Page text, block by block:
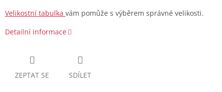
Velikostní tabulka vám pomůže s výběrem správné velikosti.
Detailní informace
ZEPTAT SE SDÍLET